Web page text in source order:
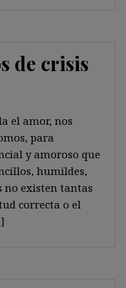
de crisis
el amor, nos
para
y amoroso que
humildes,
no existen tantas
correcta o el